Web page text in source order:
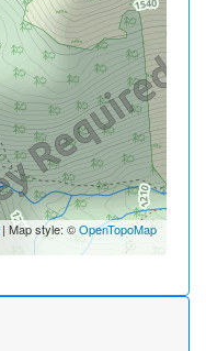
| Map style: ©OpenTopoMap